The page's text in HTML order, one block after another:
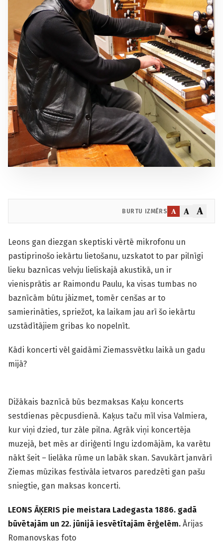
BURTU IZMĒRS A A A
Leons gan diezgan skeptiski vērtē mikrofonu un
pastiprinošo iekārtu lietošanu, uzskatot to par pilnīgi
lieku baznīcas velvju lieliskajā akustikā, un ir
vienisprātis ar Raimondu Pau­lu, ka visas tumbas no
baznīcām būtu jāizmet, tomēr cenšas ar to
samierināties, spriežot, ka laikam jau arī šo iekārtu
uzstādītājiem gribas ko nopelnīt.
Kādi koncerti vēl gaidāmi Ziemassvētku laikā un gadu
mijā?
Dižākais baznīcā būs bezmaksas Kaķu koncerts
sestdienas pēcpusdienā. Kaķus taču mīl visa Valmiera,
kur viņi dzied, tur zāle pilna. Agrāk viņi koncertēja
muzejā, bet mēs ar diriģenti Ingu izdomājām, ka varētu
nākt šeit – lielāka rūme un labāk skan. Savukārt janvārī
Ziemas mūzikas festivāla ietvaros paredzēti gan pašu
sniegtie, gan maksas koncerti.
LEONS ĀĶERIS pie meistara Ladegasta 1886. gadā
būvētajām un 22. jūnijā iesvētītajām ērģelēm. Ārijas
Romanovskas foto